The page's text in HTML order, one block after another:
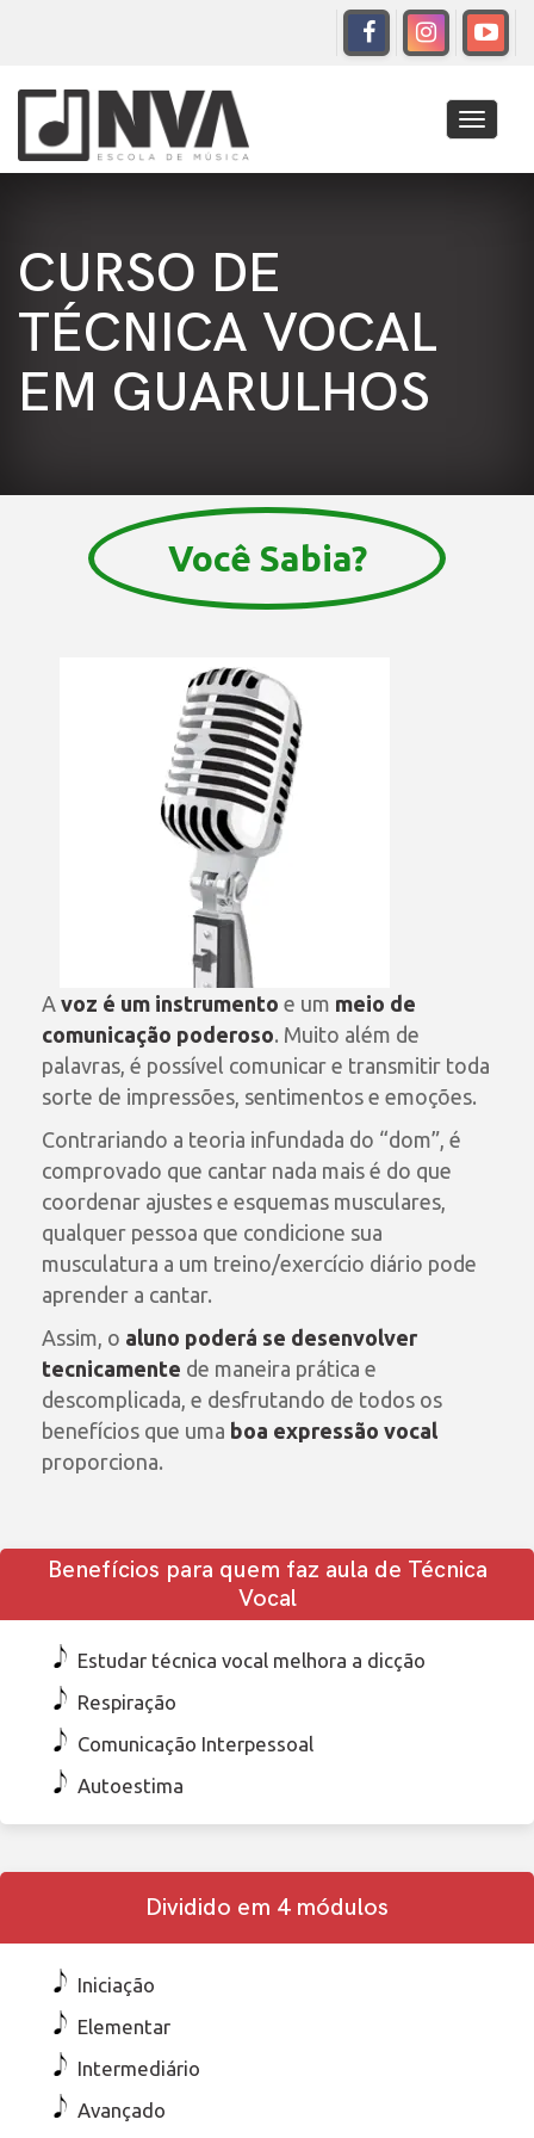
Toggle
CURSO DE
TÉCNICA VOCAL
EM GUARULHOS
Você Sabia?
A voz é um instrumento e um meio de
comunicação poderoso. Muito além de
palavras, é possível comunicar e transmitir toda
sorte de impressões, sentimentos e emoções.
Contrariando a teoria infundada do “dom”, é
comprovado que cantar nada mais é do que
coordenar ajustes e esquemas musculares,
qualquer pessoa que condicione sua
musculatura a um treino/exercício diário pode
aprender a cantar.
Assim, o aluno poderá se desenvolver
tecnicamente de maneira prática e
descomplicada, e desfrutando de todos os
benefícios que uma boa expressão vocal
proporciona.
Benefícios para quem faz aula de Técnica
Vocal
Estudar técnica vocal melhora a dicção
Respiração
Comunicação Interpessoal
Autoestima
Dividido em 4 módulos
Iniciação
Elementar
Intermediário
Avançado